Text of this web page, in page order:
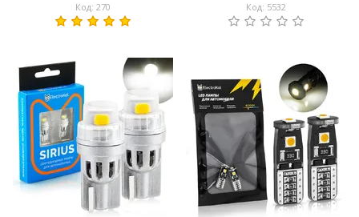
Код: 270 Код: 5532